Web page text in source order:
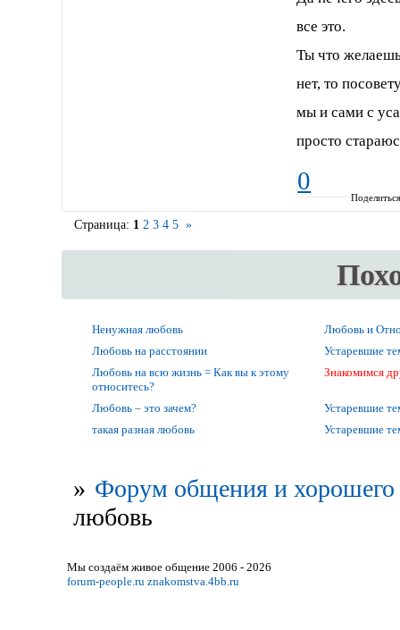
все это.
Ты что
нет, то
мы и сами с
просто
0
Страница: 1 2 3 4 5 »
Ненужная любовь
Любовь и
Любовь на расстоянии
Устаревшие
Любовь на всю жизнь = Как вы к этому
относитесь?
Знакомимся
Любовь – это зачем?
Устаревшие
такая разная любовь
Устаревшие
» Форум общения и хорошего
любовь
Мы создаём живое общение 2006 - 2026
forum-people.ru znakomstva.4bb.ru